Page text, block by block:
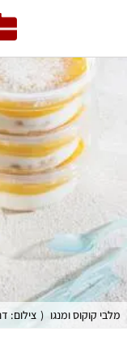
מלבי קוקוס ומנגו ( צילום: